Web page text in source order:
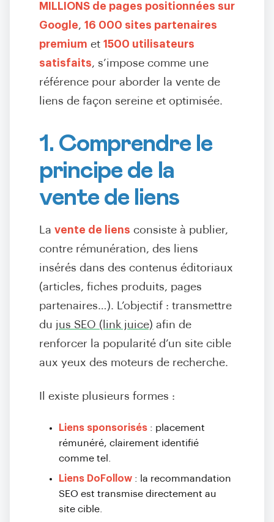
MILLIONS de pages positionnées sur
Google, 16 000 sites partenaires
premium et 1500 utilisateurs
satisfaits, s’impose comme une
référence pour aborder la vente de
liens de façon sereine et optimisée.
1. Comprendre le
principe de la
vente de liens
La vente de liens consiste à publier,
contre rémunération, des liens
insérés dans des contenus éditoriaux
(articles, fiches produits, pages
partenaires…). L’objectif : transmettre
du jus SEO (link juice) afin de
renforcer la popularité d’un site cible
aux yeux des moteurs de recherche.
Il existe plusieurs formes :
Liens sponsorisés : placement
rémunéré, clairement identifié
comme tel.
Liens DoFollow : la recommandation
SEO est transmise directement au
site cible.